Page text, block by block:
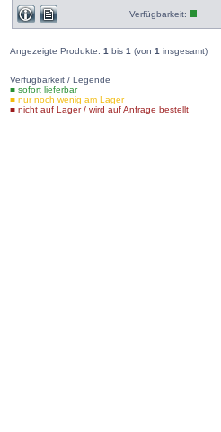
Verfügbarkeit:
Angezeigte Produkte: 1 bis 1 (von 1 insgesamt)
Verfügbarkeit / Legende
■ sofort lieferbar
■ nur noch wenig am Lager
■ nicht auf Lager / wird auf Anfrage bestellt